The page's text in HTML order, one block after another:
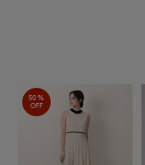
50%
OFF